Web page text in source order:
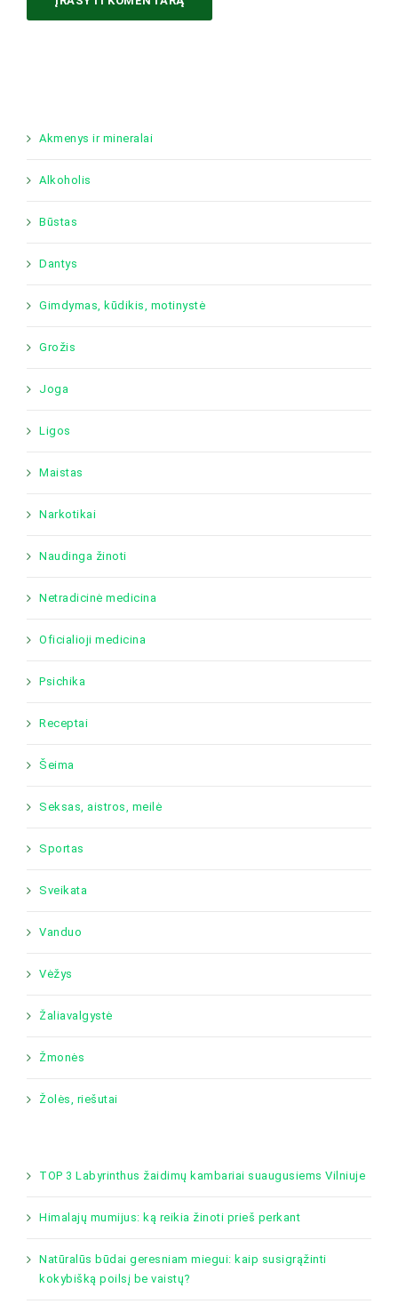
Akmenys ir mineralai
Alkoholis
Būstas
Dantys
Gimdymas, kūdikis, motinystė
Grožis
Joga
Ligos
Maistas
Narkotikai
Naudinga žinoti
Netradicinė medicina
Oficialioji medicina
Psichika
Receptai
Šeima
Seksas, aistros, meilė
Sportas
Sveikata
Vanduo
Vėžys
Žaliavalgystė
Žmonės
Žolės, riešutai
TOP 3 Labyrinthus žaidimų kambariai suaugusiems Vilniuje
Himalajų mumijus: ką reikia žinoti prieš perkant
Natūralūs būdai geresniam miegui: kaip susigrąžinti
kokybišką poilsį be vaistų?